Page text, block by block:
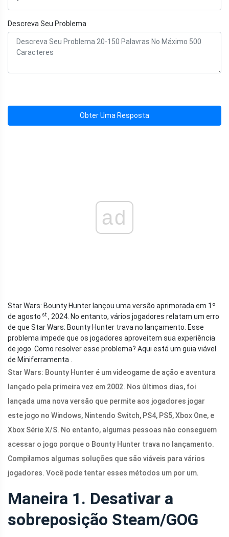
Descreva Seu Problema
Obter Uma Resposta
ad
Star Wars: Bounty Hunter lançou uma versão aprimorada em 1º
de agosto st , 2024. No entanto, vários jogadores relatam um erro
de que Star Wars: Bounty Hunter trava no lançamento. Esse
problema impede que os jogadores aproveitem sua experiência
de jogo. Como resolver esse problema? Aqui está um guia viável
de Miniferramenta .
Star Wars: Bounty Hunter é um videogame de ação e aventura
lançado pela primeira vez em 2002. Nos últimos dias, foi
lançada uma nova versão que permite aos jogadores jogar
este jogo no Windows, Nintendo Switch, PS4, PS5, Xbox One, e
Xbox Série X/S. No entanto, algumas pessoas não conseguem
acessar o jogo porque o Bounty Hunter trava no lançamento.
Compilamos algumas soluções que são viáveis ​​para vários
jogadores. Você pode tentar esses métodos um por um.
Maneira 1. Desativar a
sobreposição Steam/GOG